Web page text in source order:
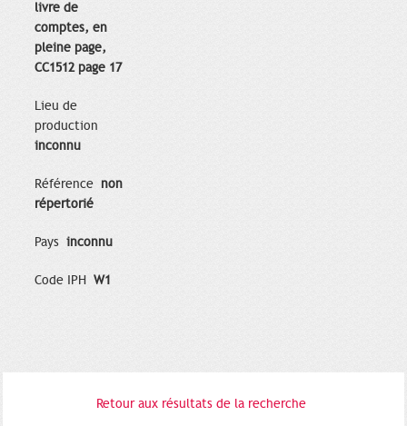
livre de
comptes, en
pleine page,
CC1512 page 17
Lieu de
production
inconnu
Référence non
répertorié
Pays inconnu
Code IPH W1
Retour aux résultats de la recherche